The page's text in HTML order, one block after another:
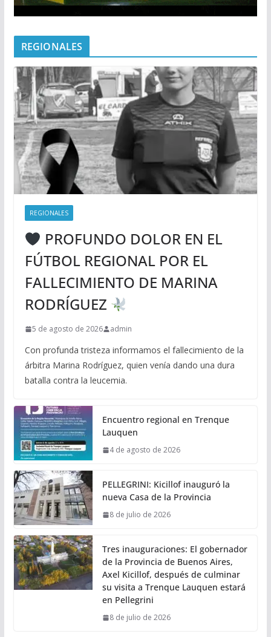
REGIONALES
REGIONALES
PROFUNDO DOLOR EN EL
FÚTBOL REGIONAL POR EL
FALLECIMIENTO DE MARINA
RODRÍGUEZ
5 de agosto de 2026 admin
Con profunda tristeza informamos el fallecimiento de la
árbitra Marina Rodríguez, quien venía dando una dura
batalla contra la leucemia.
Encuentro regional en Trenque
Lauquen
4 de agosto de 2026
PELLEGRINI: Kicillof inauguró la
nueva Casa de la Provincia
8 de julio de 2026
Tres inauguraciones: El gobernador
de la Provincia de Buenos Aires,
Axel Kicillof, después de culminar
su visita a Trenque Lauquen estará
en Pellegrini
8 de julio de 2026